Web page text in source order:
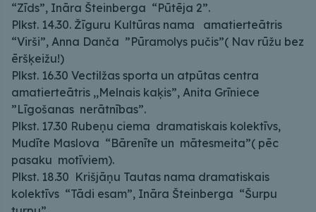
“Zīds”, Ināra Šteinberga “Pūtēja 2”.
Plkst. 14.30. Žīguru Kultūras nama amatierteātris
“Virši”, Anna Danča ”Pūramolys pučis”( Nav rūžu bez
ēršķeižu!)
Plkst. 16.30 Vectilžas sporta un atpūtas centra
amatierteātris ,,Melnais kaķis”, Anita Grīniece
”Līgošanas nerātnības”.
Plkst. 17.30 Rubeņu ciema dramatiskais kolektīvs,
Mudīte Maslova “Bārenīte un mātesmeita”( pēc
pasaku motīviem).
Plkst. 18.30 Krišjāņu Tautas nama dramatiskais
kolektīvs “Tādi esam”, Ināra Šteinberga “Šurpu